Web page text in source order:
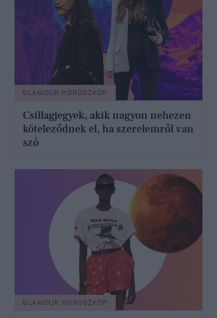
GLAMOUR HOROSZKÓP
Csillagjegyek, akik nagyon nehezen
köteleződnek el, ha szerelemről van
szó
GLAMOUR HOROSZKÓP